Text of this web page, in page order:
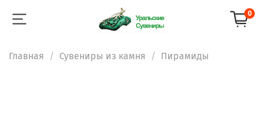
0
Главная Сувениры из камня Пирамиды